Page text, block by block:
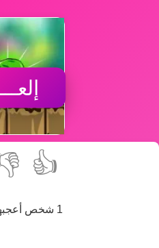
👍
1 شخص أعجبهم هذه اللعبة، انضم إليهم!